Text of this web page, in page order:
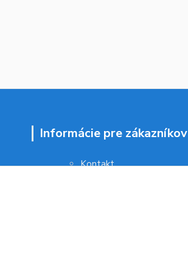
Informácie pre zákazníkov
Kontakt